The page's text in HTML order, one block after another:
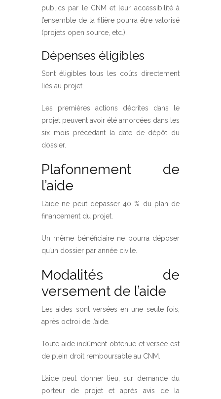
publics par le CNM et leur accessibilité à
l’ensemble de la filière pourra être valorisé
(projets open source, etc.).
Dépenses éligibles
Sont éligibles tous les coûts directement
liés au projet.
Les premières actions décrites dans le
projet peuvent avoir été amorcées dans les
six mois précédant la date de dépôt du
dossier.
Plafonnement de
l’aide
L’aide ne peut dépasser 40 % du plan de
financement du projet.
Un même bénéficiaire ne pourra déposer
qu’un dossier par année civile.
Modalités de
versement de l’aide
Les aides sont versées en une seule fois,
après octroi de l’aide.
Toute aide indûment obtenue et versée est
de plein droit remboursable au CNM.
L’aide peut donner lieu, sur demande du
porteur de projet et après avis de la